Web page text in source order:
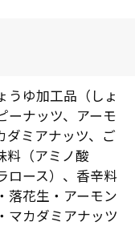
うゆ加工品（しょ
ーナッツ、アーモ
ダミアナッツ、ご
料（アミノ酸
ロース）、香辛料
落花生・アーモン
マカダミアナッツ